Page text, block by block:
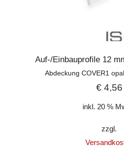
Auf-/Einbauprofile 12
Abdeckung COVER1
€4,56
inkl. 20 %
zzgl.